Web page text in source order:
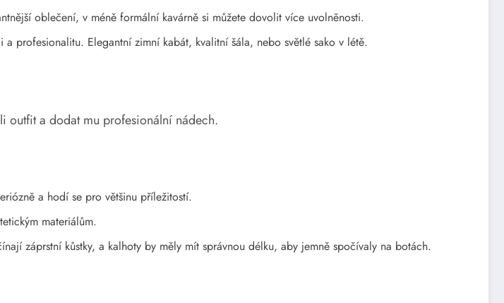
oblečení, v méně formální kavárně si můžete dovolit více uvolněnosti.
profesionalitu. Elegantní zimní kabát, kvalitní šála, nebo světlé sako v létě.
outfit a dodat mu profesionální nádech.
a hodí se pro většinu příležitostí.
materiálům.
záprstní kůstky, a kalhoty by měly mít správnou délku, aby jemně spočívaly na botách.